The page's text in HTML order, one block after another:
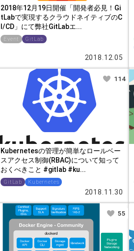
2018年12月19日開催「開発者必見！Gi
tLabで実現するクラウドネイティブのC
I/CD」にて弊社GitLabエ...
Event GitLab
2018.12.05
Kubernetesの管理が簡単なロールベー
スアクセス制御(RBAC)について知って
おくべきこと #gitlab #ku...
GitLab Kubernetes
2018.11.30
114
55